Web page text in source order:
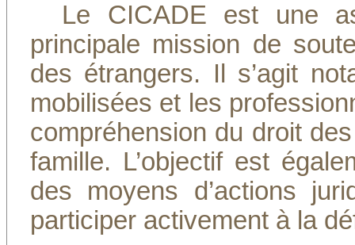
Le CICADE est une
principale mission de
des étrangers. Il s’agit
mobilisées et les
compréhension du droit
famille. L’objectif est
des moyens d’actions
participer activement à la